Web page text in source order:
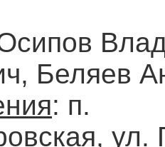
Беляев
: п.
ул.